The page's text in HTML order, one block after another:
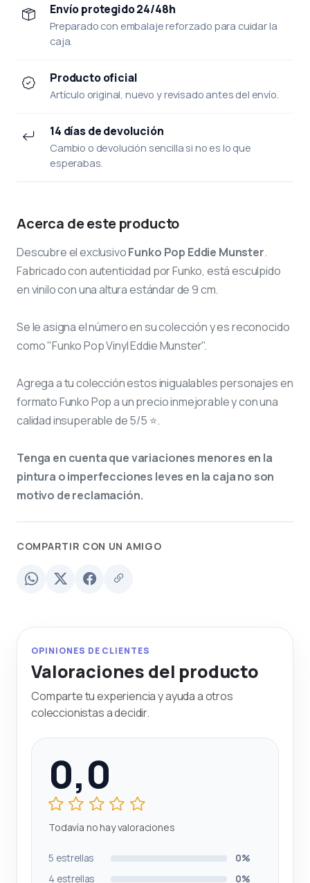
Envío protegido 24/48h
Preparado con embalaje reforzado para cuidar la
caja.
Producto oficial
Artículo original, nuevo y revisado antes del envío.
14 días de devolución
Cambio o devolución sencilla si no es lo que
esperabas.
Acerca de este producto
Descubre el exclusivoFunko Pop Eddie Munster.
Fabricado con autenticidad por Funko, está esculpido
en vinilo con una altura estándar de 9 cm.
Se le asigna el númeroen su colección y es reconocido
como "Funko Pop Vinyl Eddie Munster".
Agrega a tu colección estos inigualables personajes en
formato Funko Pop a un precio inmejorable y con una
calidad insuperable de 5/5 ⭐.
Tenga en cuenta que variaciones menores en la
pintura o imperfecciones leves en la caja no son
motivo de reclamación.
COMPARTIR CON UN AMIGO
OPINIONES DE CLIENTES
Valoraciones del producto
Comparte tu experiencia y ayuda a otros
coleccionistas a decidir.
0,0
Todavía no hay valoraciones
5 estrellas
0%
4 estrellas
0%